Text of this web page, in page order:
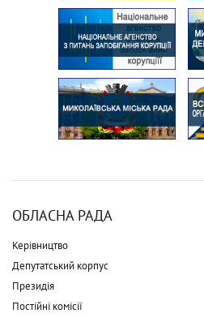
ОБЛАСНА РАДА
Керівництво
Депутатський корпус
Президія
Постійні комісії